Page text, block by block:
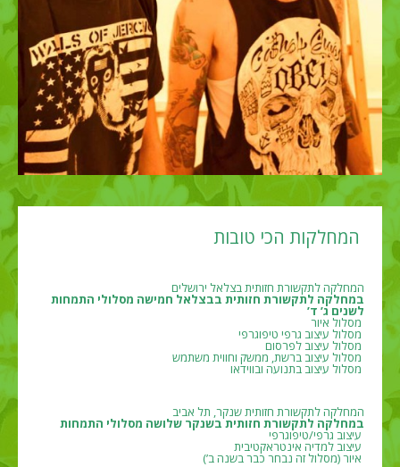
המחלקות הכי טובות
המחלקה לתקשורת חזותית בצלאל ירושלים
במחלקה לתקשורת חזותית בבצלאל חמישה מסלולי התמחות
לשנים ג’ ד’
מסלול איור
מסלול עיצוב גרפי טיפוגרפי
מסלול עיצוב לפרסום
מסלול עיצוב ברשת, ממשק וחווית משתמש
מסלול עיצוב בתנועה ובווידאו
המחלקה לתקשורת חזותית שנקר, תל אביב
במחלקה לתקשורת חזותית בשנקר שלושה מסלולי התמחות
עיצוב גרפי/טיפוגרפי
עיצוב למדיה אינטראקטיבית
איור (מסלול זה נבחר כבר בשנה ב’)